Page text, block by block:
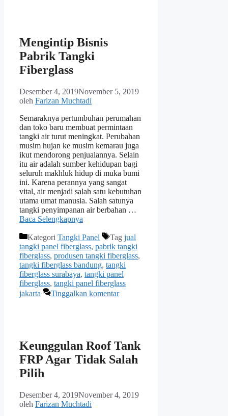
Mengintip Bisnis
Pabrik Tangki
Fiberglass
Desember 4, 2019November 5, 2019
oleh Farizan Muchtadi
Semaraknya pertumbuhan perumahan
dan toko baru membuat permintaan
tangki air turut meningkat. Perubahan
musim hujan ke musim kemarau juga
ikut mendorong penjualannya. Selain
itu air adalah sumber kehidupan bagi
seluruh makhluk hidup di muka bumi
ini. Karena perannya yang sangat
vital, air menjadi salah satu kebutuhan
utama umat manusia. Salah satunya
tangki penyimpanan air berbahan …
Baca Selengkapnya
Kategori Tangki Panel Tag jual
tangki panel fiberglass, pabrik tangki
fiberglass, produsen tangki fiberglass,
tangki fiberglass bandung, tangki
fiberglass surabaya, tangki panel
fiberglass, tangki panel fiberglass
jakarta
Tinggalkan komentar
Keunggulan Roof Tank
FRP Agar Tidak Salah
Pilih
Desember 4, 2019November 4, 2019
oleh Farizan Muchtadi